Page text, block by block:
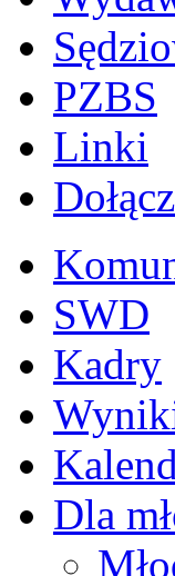
PZBS
Linki
SWD
Kadry
Dla